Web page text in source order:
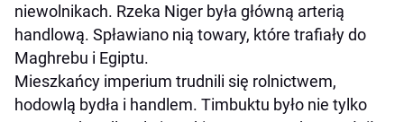
niewolnikach. Rzeka Niger była główną arterią
handlową. Spławiano nią towary, które trafiały do
Maghrebu i Egiptu.
Mieszkańcy imperium trudnili się rolnictwem,
hodowlą bydła i handlem. Timbuktu było nie tylko